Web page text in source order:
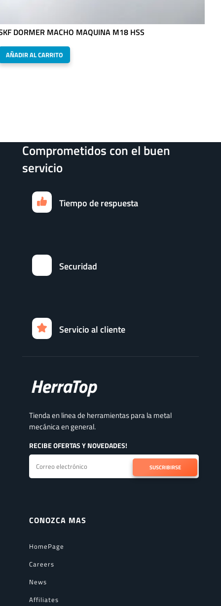
DORMER MACHO MAQUINA M18 HSS
AÑADIR AL CARRITO
Comprometidos con el buen
servicio
Tiempo de respuesta
Securidad
Servicio al cliente
Tienda en linea de herramientas para la metal
mecánica en general.
RECIBE OFERTAS Y NOVEDADES!
SUSCRIBIRSE
CONOZCA MAS
HomePage
Careers
News
Affiliates